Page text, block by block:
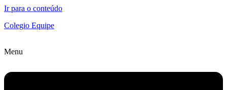
Ir para o conteúdo
Colegio Equipe
Menu